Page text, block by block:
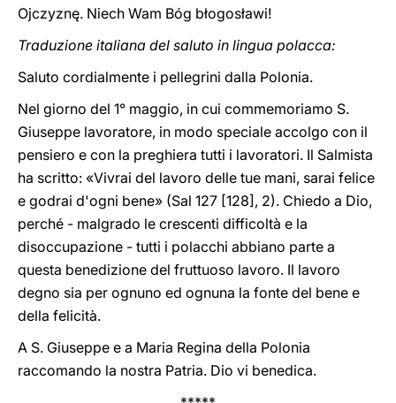
Ojczyznę. Niech Wam Bóg błogosławi!
Traduzione italiana del saluto in lingua polacca:
Saluto cordialmente i pellegrini dalla Polonia.
Nel giorno del 1° maggio, in cui commemoriamo S.
Giuseppe lavoratore, in modo speciale accolgo con il
pensiero e con la preghiera tutti i lavoratori. Il Salmista
ha scritto: «Vivrai del lavoro delle tue mani, sarai felice
e godrai d'ogni bene» (Sal 127 [128], 2). Chiedo a Dio,
perché - malgrado le crescenti difficoltà e la
disoccupazione - tutti i polacchi abbiano parte a
questa benedizione del fruttuoso lavoro. Il lavoro
degno sia per ognuno ed ognuna la fonte del bene e
della felicità.
A S. Giuseppe e a Maria Regina della Polonia
raccomando la nostra Patria. Dio vi benedica.